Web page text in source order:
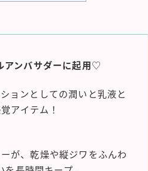
ンバサダーに起用 ♡
ョンとしての潤いと乳液と
アイテム！
が、乾燥や縦ジワをふんわ